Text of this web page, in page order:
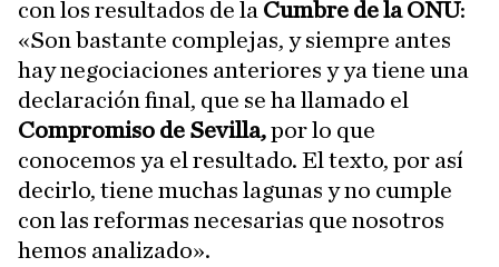
con los resultados de la Cumbre de la ONU:
«Son bastante complejas, y siempre antes
hay negociaciones anteriores y ya tiene una
declaración final, que se ha llamado el
Compromiso de Sevilla,por lo que
conocemos ya el resultado. El texto, por así
decirlo, tiene muchas lagunas y no cumple
con las reformas necesarias que nosotros
hemos analizado».